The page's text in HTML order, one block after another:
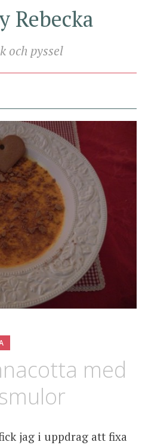
Rebecka
och pyssel
med
jag i uppdrag att fixa